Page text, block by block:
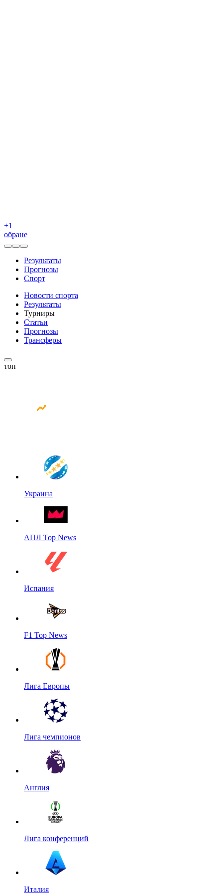
+1
обране
Результаты
Прогнозы
Спорт
Новости спорта
Результаты
Турниры
Статьи
Прогнозы
Трансферы
топ
Украина
АПЛ Top News
Испания
F1 Top News
Лига Европы
Лига чемпионов
Англия
Лига конференций
Италия